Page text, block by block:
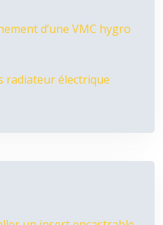
d’une VMC hygro
radiateur électrique